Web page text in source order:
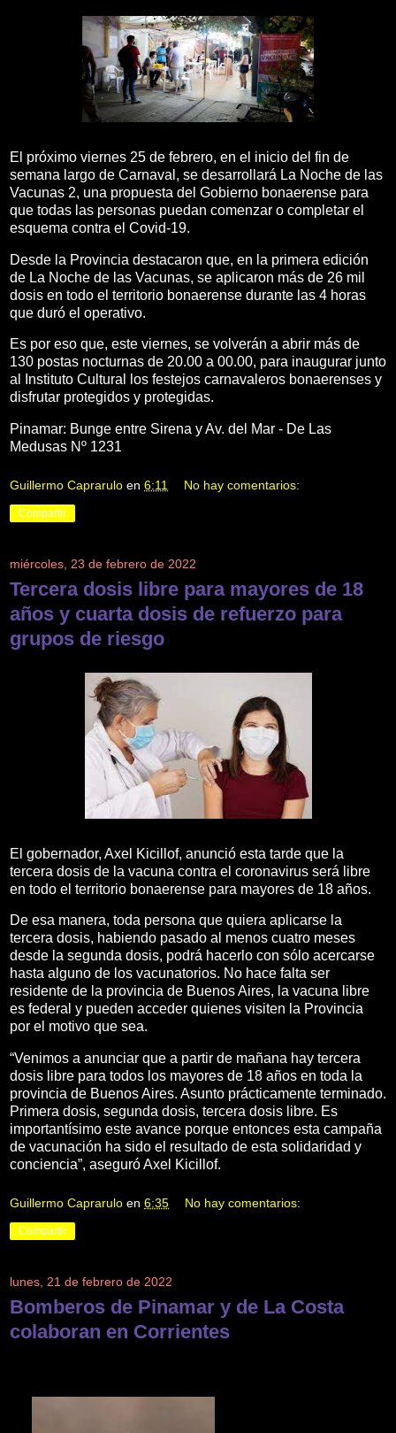
El próximo viernes 25 de febrero, en el inicio del fin de
semana largo de Carnaval, se desarrollará La Noche de las
Vacunas 2, una propuesta del Gobierno bonaerense para
que todas las personas puedan comenzar o completar el
esquema contra el Covid-19.
Desde la Provincia destacaron que, en la primera edición
de La Noche de las Vacunas, se aplicaron más de 26 mil
dosis en todo el territorio bonaerense durante las 4 horas
que duró el operativo.
Es por eso que, este viernes, se volverán a abrir más de
130 postas nocturnas de 20.00 a 00.00, para inaugurar junto
al Instituto Cultural los festejos carnavaleros bonaerenses y
disfrutar protegidos y protegidas.
Pinamar: Bunge entre Sirena y Av. del Mar - De Las
Medusas Nº 1231
Guillermo Caprarulo en 6:11 No hay comentarios:
Compartir
miércoles, 23 de febrero de 2022
Tercera dosis libre para mayores de 18
años y cuarta dosis de refuerzo para
grupos de riesgo
El gobernador, Axel Kicillof, anunció esta tarde que la
tercera dosis de la vacuna contra el coronavirus será libre
en todo el territorio bonaerense para mayores de 18 años.
De esa manera, toda persona que quiera aplicarse la
tercera dosis, habiendo pasado al menos cuatro meses
desde la segunda dosis, podrá hacerlo con sólo acercarse
hasta alguno de los vacunatorios. No hace falta ser
residente de la provincia de Buenos Aires, la vacuna libre
es federal y pueden acceder quienes visiten la Provincia
por el motivo que sea.
“Venimos a anunciar que a partir de mañana hay tercera
dosis libre para todos los mayores de 18 años en toda la
provincia de Buenos Aires. Asunto prácticamente terminado.
Primera dosis, segunda dosis, tercera dosis libre. Es
importantísimo este avance porque entonces esta campaña
de vacunación ha sido el resultado de esta solidaridad y
conciencia”, aseguró Axel Kicillof.
Guillermo Caprarulo en 6:35 No hay comentarios:
Compartir
lunes, 21 de febrero de 2022
Bomberos de Pinamar y de La Costa
colaboran en Corrientes